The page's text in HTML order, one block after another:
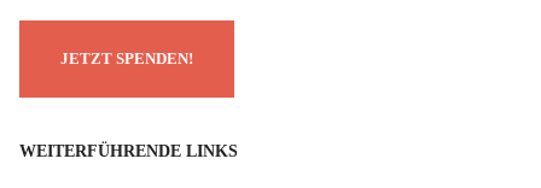
WEITERFÜHRENDE LINKS